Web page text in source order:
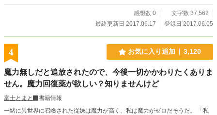
感想数 0
文字数 37,562
最終更新日 2017.06.17
登録日 2017.06.05
4 お気に入り追加 3,120
魔力無しだと追放されたので、今後一切かかわりたくありま
せん。魔力回復薬が欲しい？知りませんけど
富士とまと
書籍情報
一緒に異世界に召喚された従妹は魔力が高く、私は魔力がゼロだそうだ。 「私